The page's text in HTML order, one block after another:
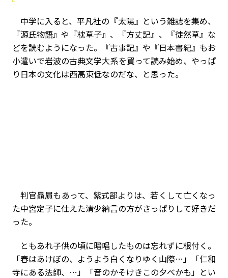
中学に入ると、平凡社の『太陽』という雑誌を集め、
『源氏物語』や『枕草子』、『方丈記』、『徒然草』な
どを読むようになった。『古事記』や『日本書紀』もお
小遣いで岩波の古典文学大系を買って読み始め、やっぱ
り日本の文化は西高東低なのだな、と思った。
判官贔屓もあって、紫式部よりは、若くして亡くなっ
た中宮定子に仕えた清少納言の方がさっぱりして好きだ
った。
ともあれ子供の頃に暗唱したものは忘れずに根付く。
「春はあけぼの、ようよう白くなりゆく山際…」「仁和
寺にある法師、…」「音のかそけきこの夕べかも」とい